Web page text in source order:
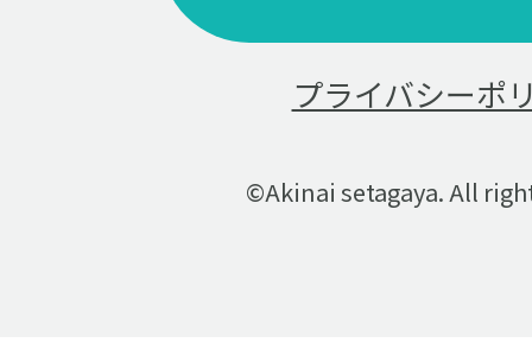
プライバシーポ
©Akinai setagaya. All